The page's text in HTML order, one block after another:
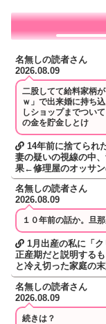
名無しの読者さん
2026.08.09
二股してて給料家柄
ｗ」で出来婚に持ち
しショップまでつい
の金を貯金しとけ
14年前に捨てられ
妻の疑いの視線の中
果←修理屋のオッサ
名無しの読者さん
2026.08.09
１０年前の話か。旦
1月出産の私に「ク
正産期だと説明する
と冷え切った家庭の
名無しの読者さん
2026.08.09
続きは？